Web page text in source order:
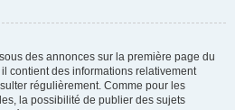
des annonces sur la première page du
contient des informations relativement
régulièrement. Comme pour les
la possibilité de publier des sujets